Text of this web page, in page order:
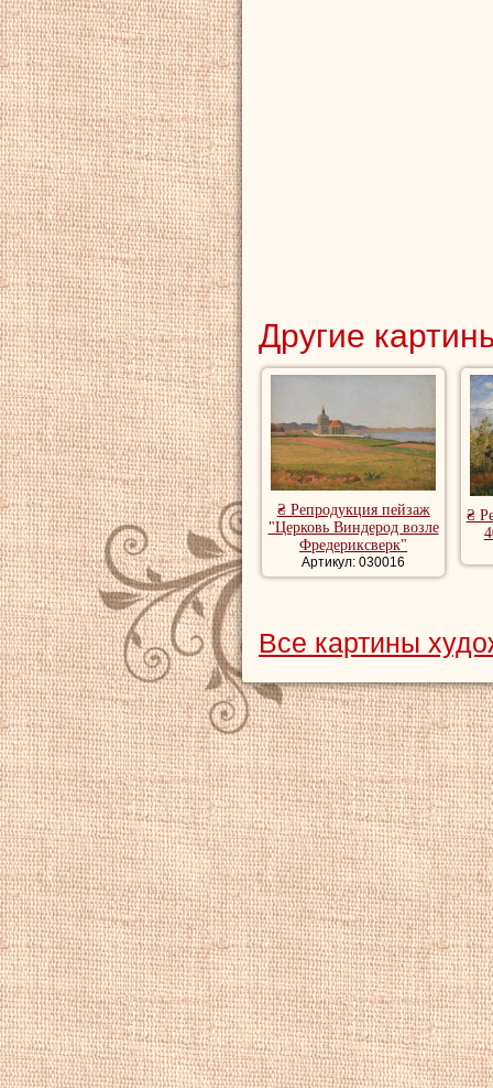
Другие
₴ Репродукция пейзаж
"Церковь Виндерод возле
Фредериксверк"
Артикул: 030016
₴
Все картины